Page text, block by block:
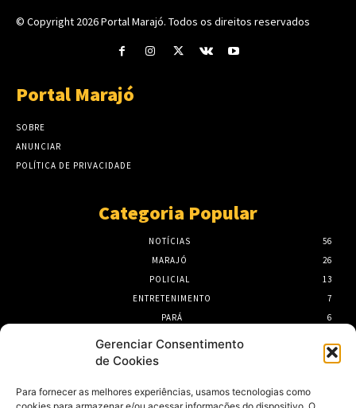
Gerenciar Consentimento
de Cookies
Para fornecer as melhores experiências, usamos tecnologias como
© Copyright 2026Portal Marajó. Todos os direitos reservados
Portal Marajó
SOBRE
ANUNCIAR
POLÍTICA DE PRIVACIDADE
Categoria Popular
NOTÍCIAS
56
MARAJÓ
26
POLICIAL
13
ENTRETENIMENTO
7
PARÁ
6
- Publicidade -